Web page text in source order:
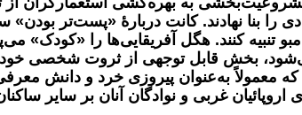
را بنا نهادند. کانت دربارۀ «پست‌تر بودن»
تنبیه کنند. هگل آفریقایی‌ها را «کودک»
می‌شود، بخش قابل توجهی از ثروت شخصی
معمولاً به‌عنوان پیروزی خرد و دانش
اروپائیان غربی و نوادگان آنان بر سایر